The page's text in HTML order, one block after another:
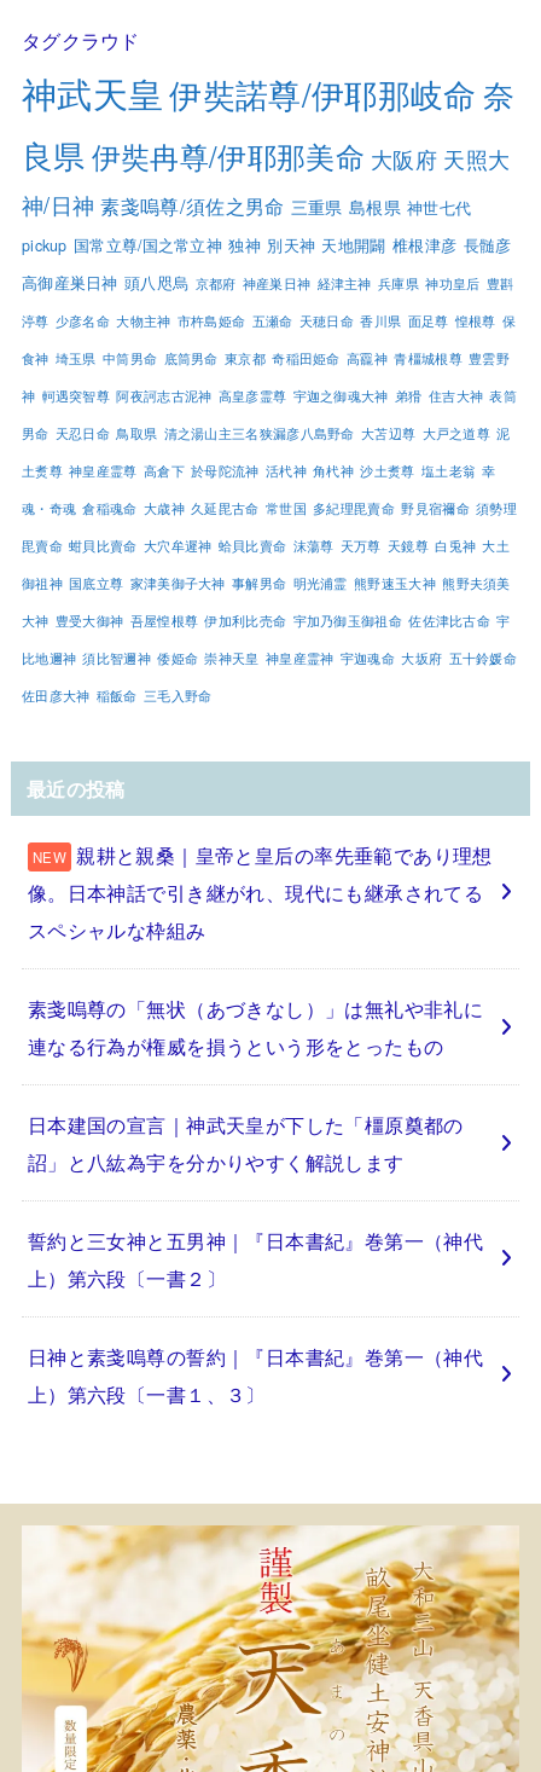
タグクラウド
神武天皇 伊奘諾尊/伊耶那岐命 奈
良県 伊奘冉尊/伊耶那美命 大阪府 天照大
神/日神 素戔嗚尊/須佐之男命 三重県 島根県 神世七代
pickup 国常立尊/国之常立神 独神 別天神 天地開闢 椎根津彦 長髄彦
高御産巣日神 頭八咫烏 京都府 神産巣日神 経津主神 兵庫県 神功皇后 豊斟
渟尊 少彦名命 大物主神 市杵島姫命 五瀬命 天穂日命 香川県 面足尊 惶根尊 保
食神 埼玉県 中筒男命 底筒男命 東京都 奇稲田姫命 高龗神 青橿城根尊 豊雲野
神 軻遇突智尊 阿夜訶志古泥神 高皇彦霊尊 宇迦之御魂大神 弟猾 住吉大神 表筒
男命 天忍日命 鳥取県 清之湯山主三名狭漏彦八島野命 大苫辺尊 大戸之道尊 泥
土煑尊 神皇産霊尊 高倉下 於母陀流神 活杙神 角杙神 沙土煑尊 塩土老翁 幸
魂・奇魂 倉稲魂命 大歳神 久延毘古命 常世国 多紀理毘賣命 野見宿禰命 須勢理
毘賣命 蚶貝比賣命 大穴牟遲神 蛤貝比賣命 沫蕩尊 天万尊 天鏡尊 白兎神 大土
御祖神 国底立尊 家津美御子大神 事解男命 明光浦霊 熊野速玉大神 熊野夫須美
大神 豊受大御神 吾屋惶根尊 伊加利比売命 宇加乃御玉御祖命 佐佐津比古命 宇
比地邇神 須比智邇神 倭姫命 崇神天皇 神皇産霊神 宇迦魂命 大坂府 五十鈴媛命
佐田彦大神 稲飯命 三毛入野命
最近の投稿
親耕と親桑｜皇帝と皇后の率先垂範であり理想
像。日本神話で引き継がれ、現代にも継承されてる
スペシャルな枠組み
素戔嗚尊の「無状（あづきなし）」は無礼や非礼に
連なる行為が権威を損うという形をとったもの
日本建国の宣言｜神武天皇が下した「橿原奠都の
詔」と八紘為宇を分かりやすく解説します
誓約と三女神と五男神｜『日本書紀』巻第一（神代
上）第六段〔一書２〕
日神と素戔嗚尊の誓約｜『日本書紀』巻第一（神代
上）第六段〔一書１、３〕